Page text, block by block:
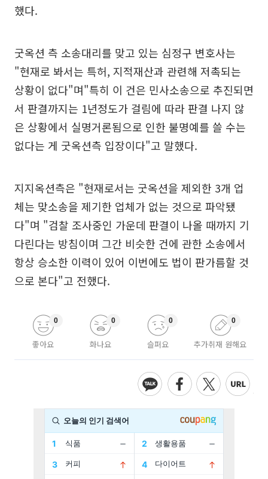
했다.
굿옥션 측 소송대리를 맞고 있는 심정구 변호사는
"현재로 봐서는 특허, 지적재산과 관련해 저촉되는
상황이 없다"며"특히 이 건은 민사소송으로 추진되면
서 판결까지는 1년정도가 걸림에 따라 판결 나지 않
은 상황에서 실명거론됨으로 인한 불명예를 쓸 수는
없다는 게 굿옥션측 입장이다"고 말했다.
지지옥션측은 "현재로서는 굿옥션을 제외한 3개 업
체는 맞소송을 제기한 업체가 없는 것으로 파악됐
다"며 "검찰 조사중인 가운데 판결이 나올 때까지 기
다린다는 방침이며 그간 비슷한 건에 관한 소송에서
항상 승소한 이력이 있어 이번에도 법이 판가름할 것
으로 본다"고 전했다.
좋아요
0
화나요
0
슬퍼요
0
추가취재 원해요
0